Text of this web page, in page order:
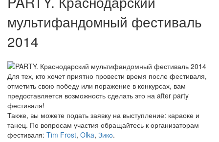
мультифандомный фестиваль
2014
Для тех, кто хочет приятно провести время после фестиваля,
отметить свою победу или поражение в конкурсах, вам
предоставляется возможность сделать это на after party
фестиваля!
Также, вы можете подать заявку на выступление: караоке и
танец. По вопросам участия обращайтесь к организаторам
фестиваля: Tim Frost, Olka, Зико.